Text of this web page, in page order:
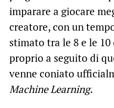
imparare a giocare
creatore, con un
stimato tra le 8 e le 10
proprio a seguito di
venne coniato
Machine Learning.